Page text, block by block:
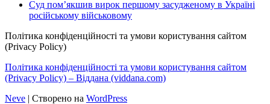
Суд пом’якшив вирок першому засудженому в Україні
російському військовому
Політика конфіденційності та умови користування сайтом
(Privacy Policy)
Політика конфіденційності та умови користування сайтом
(Privacy Policy) – Віддана (viddana.com)
Neve | Створено на WordPress